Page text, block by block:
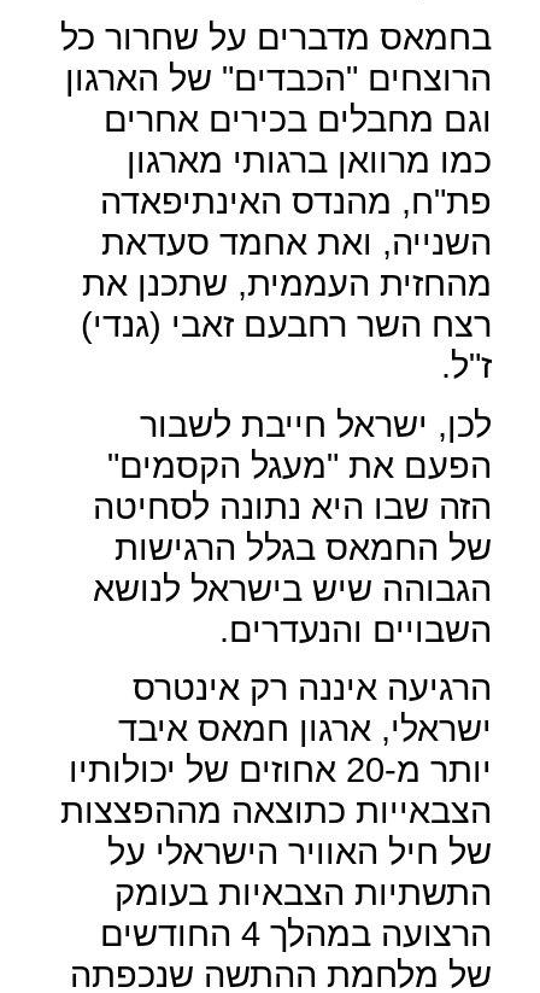
בחמאס מדברים על שחרור כל
הרוצחים "הכבדים" של הארגון
וגם מחבלים בכירים אחרים
כמו מרוואן ברגותי מארגון
פת"ח, מהנדס האינתיפאדה
השנייה, ואת אחמד סעדאת
מהחזית העממית, שתכנן את
רצח השר רחבעם זאבי (גנדי)
ז"ל.
לכן, ישראל חייבת לשבור
הפעם את "מעגל הקסמים"
הזה שבו היא נתונה לסחיטה
של החמאס בגלל הרגישות
הגבוהה שיש בישראל לנושא
השבויים והנעדרים.
הרגיעה איננה רק אינטרס
ישראלי, ארגון חמאס איבד
יותר מ-20 אחוזים של יכולותיו
הצבאייות כתוצאה מההפצצות
של חיל האוויר הישראלי על
התשתיות הצבאיות בעומק
הרצועה במהלך 4 החודשים
של מלחמת ההתשה שנכפתה